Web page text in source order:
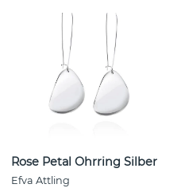
Rose Petal Ohrring Silber
Efva Attling